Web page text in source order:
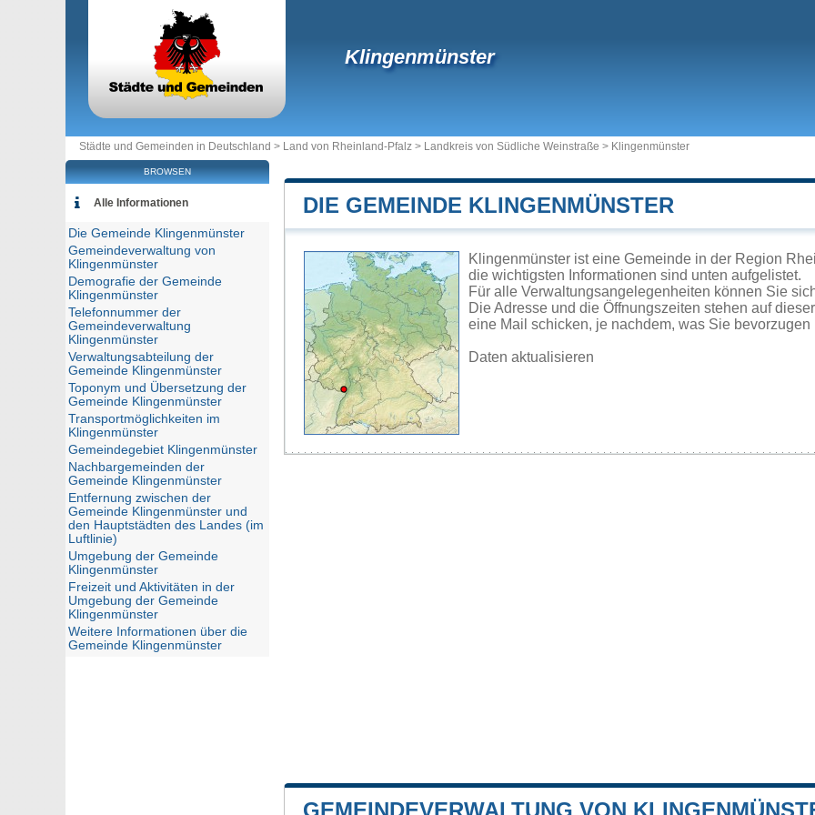
Klingenmünster
Städte und Gemeinden in Deutschland > Land von Rheinland-Pfalz > Landkreis von Südliche Weinstraße > Klingenmünster
DIE GEMEINDE KLINGENMÜNSTER
Klingenmünster ist eine Gemeinde in der Region
die wichtigsten Informationen sind unten aufgelistet.
Für alle Verwaltungsangelegenheiten können Sie
Die Adresse und die Öffnungszeiten stehen auf
eine Mail schicken, je nachdem, was Sie
Daten aktualisieren
GEMEINDEVERWALTUNG VON
BROWSEN
Alle Informationen
Die Gemeinde Klingenmünster
Gemeindeverwaltung von
Klingenmünster
Demografie der Gemeinde
Klingenmünster
Telefonnummer der
Gemeindeverwaltung
Klingenmünster
Verwaltungsabteilung der
Gemeinde Klingenmünster
Toponym und Übersetzung der
Gemeinde Klingenmünster
Transportmöglichkeiten im
Klingenmünster
Gemeindegebiet Klingenmünster
Nachbargemeinden der
Gemeinde Klingenmünster
Entfernung zwischen der
Gemeinde Klingenmünster und
den Hauptstädten des Landes (im
Luftlinie)
Umgebung der Gemeinde
Klingenmünster
Freizeit und Aktivitäten in der
Umgebung der Gemeinde
Klingenmünster
Weitere Informationen über die
Gemeinde Klingenmünster